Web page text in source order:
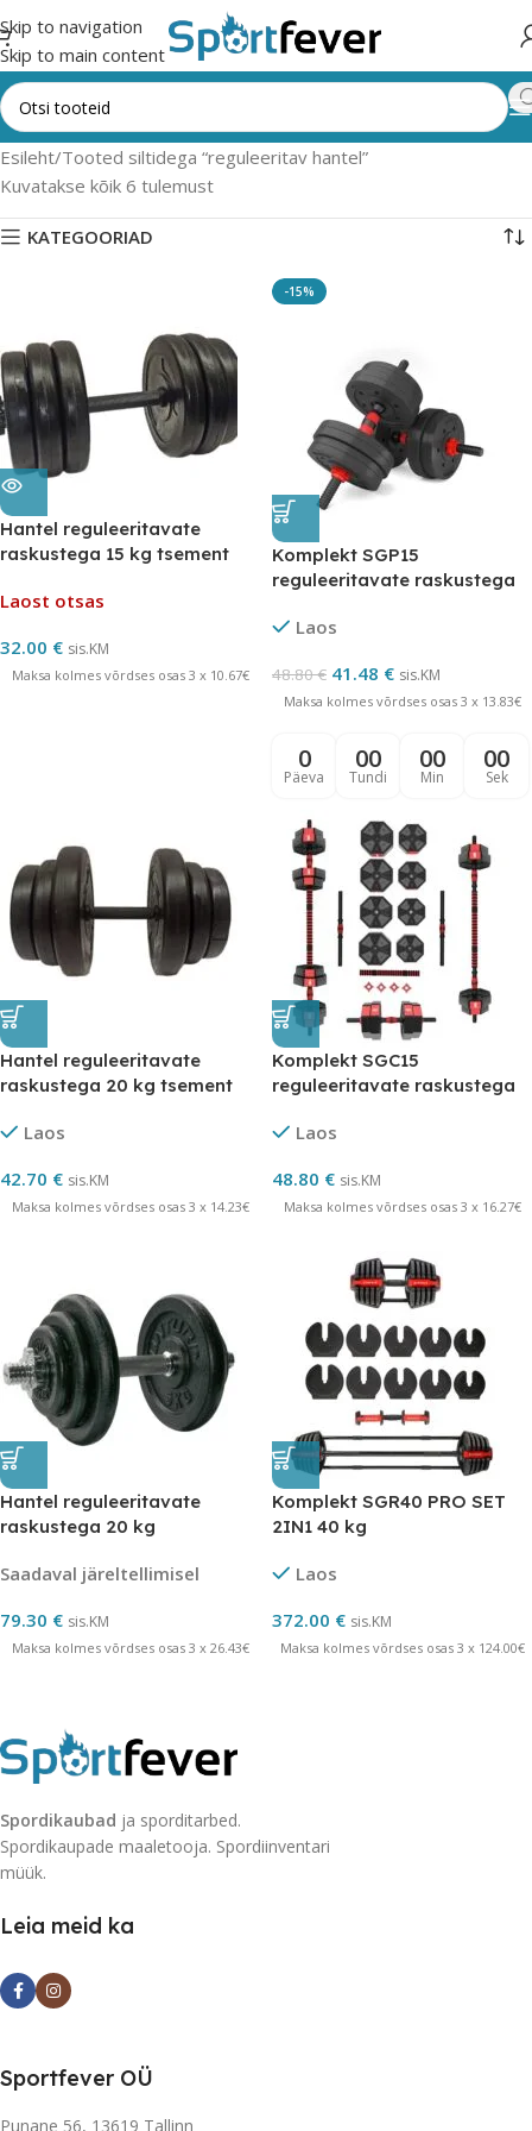
Skip to navigation
Skip to main content
Esileht Tooted siltidega “reguleeritav hantel”
Kuvatakse kõik 6 tulemust
KATEGOORIAD
Hantel reguleeritavate
raskustega 15 kg tsement
Laost otsas
32.00 € sis.KM
Maksa kolmes võrdses osas 3 x 10.67€
-15%
Komplekt SGP15
reguleeritavate raskustega
Laos
48.80€ 41.48 € sis.KM
Maksa kolmes võrdses osas 3 x 13.83€
0
Päeva
00
Tundi
00
Min
00
Sek
Hantel reguleeritavate
raskustega 20 kg tsement
Laos
42.70 € sis.KM
Maksa kolmes võrdses osas 3 x 14.23€
Komplekt SGC15
reguleeritavate raskustega
Laos
48.80 € sis.KM
Maksa kolmes võrdses osas 3 x 16.27€
Hantel reguleeritavate
raskustega 20 kg
Saadaval järeltellimisel
79.30 € sis.KM
Maksa kolmes võrdses osas 3 x 26.43€
Komplekt SGR40 PRO SET
2IN1 40 kg
Laos
372.00 € sis.KM
Maksa kolmes võrdses osas 3 x 124.00€
Spordikaubad ja sporditarbed.
Spordikaupade maaletooja. Spordiinventari
müük.
Leia meid ka
Sportfever OÜ
Punane 56, 13619 Tallinn